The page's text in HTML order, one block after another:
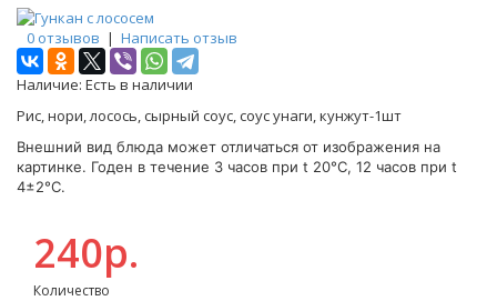
0 отзывов | Написать отзыв
Наличие: Есть в наличии
Рис, нори, лосось, сырный соус, соус унаги, кунжут-1шт
Внешний вид блюда может отличаться от изображения на
картинке. Годен в течение 3 часов при t 20°C, 12 часов при t
4±2°C.
240р.
Количество